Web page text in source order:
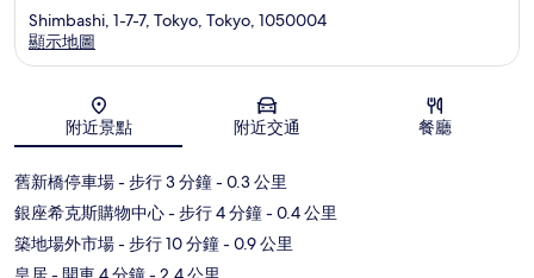
地圖
Shimbashi, 1-7-7, Tokyo, Tokyo, 1050004
顯示地圖
附近景點 附近交通 餐廳
舊新橋停車場- 步行 3 分鐘- 0.3 公里
銀座希克斯購物中心- 步行 4 分鐘- 0.4 公里
築地場外市場- 步行 10 分鐘- 0.9 公里